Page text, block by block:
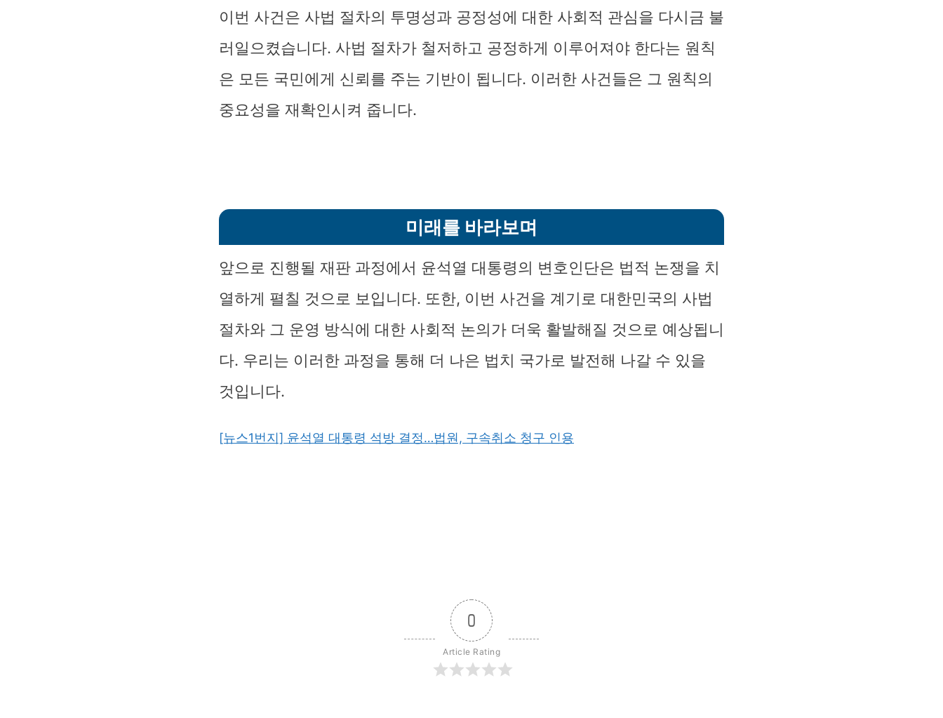
이번 사건은 사법 절차의 투명성과 공정성에 대한 사회적 관심을 다시금 불
러일으켰습니다. 사법 절차가 철저하고 공정하게 이루어져야 한다는 원칙
은 모든 국민에게 신뢰를 주는 기반이 됩니다. 이러한 사건들은 그 원칙의
중요성을 재확인시켜 줍니다.
미래를 바라보며
앞으로 진행될 재판 과정에서 윤석열 대통령의 변호인단은 법적 논쟁을 치
열하게 펼칠 것으로 보입니다. 또한, 이번 사건을 계기로 대한민국의 사법
절차와 그 운영 방식에 대한 사회적 논의가 더욱 활발해질 것으로 예상됩니
다. 우리는 이러한 과정을 통해 더 나은 법치 국가로 발전해 나갈 수 있을
것입니다.
[뉴스1번지] 윤석열 대통령 석방 결정…법원, 구속취소 청구 인용
0
Article Rating